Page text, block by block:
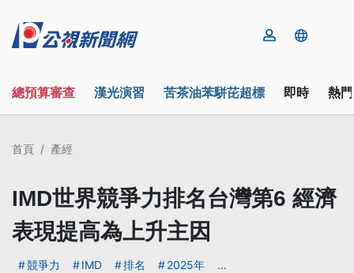
總預算審查 漢光演習 苦茶油苯駢芘超標 即時 熱
首頁 產經
IMD世界競爭力排名台灣第6 經濟
表現提高為上升主因
競爭力 IMD 排名 2025年 ...